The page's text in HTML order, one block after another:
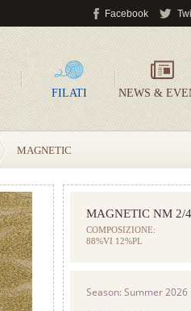
Facebook
FILATI NEWS &
MAGNETIC
MAGNETIC NM 2/
COMPOSIZIONE:
88%VI 12%PL
Season: Summer 2026